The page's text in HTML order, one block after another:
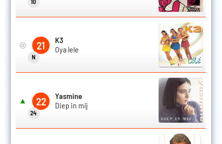
10
◎ 21
N
K3
Oya lele
▲ 22
24
Yasmine
Diep in mij